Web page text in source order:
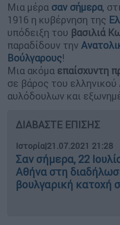
Μια μέρα σαν σήμερα,
1916 η κυβέρνηση της
υπόδειξη του βασιλιά
παραδίδουν την
Βούλγαρους!
Μια ακόμα επαίσχυντη
σε βάρος του
αυλόδουλων και
ΔΙΑΒΑΣΤΕ ΕΠΙΣΗΣ
Ιστορία|21.07.2021 21:28
Σαν σήμερα, 22
Αθήνα στη
βουλγαρική κατοχή